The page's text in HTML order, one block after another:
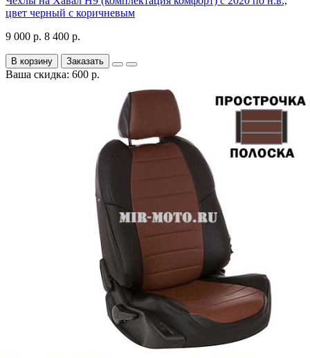
цвет черный с коричневым
9 000 р. 8 400 р.
В корзину Заказать
Ваша скидка: 600 р.